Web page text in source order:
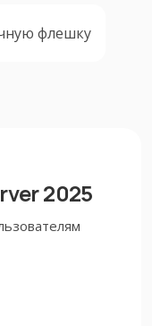
флешку
2025